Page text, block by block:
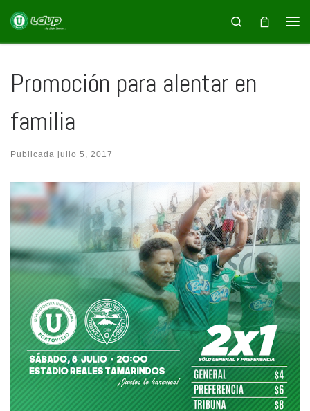
Saltar al contenido Search
Promoción para alentar en
familia
Publicada julio 5, 2017